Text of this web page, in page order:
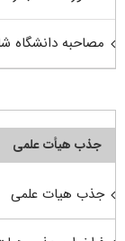
مصاحبه دانشگاه
جذب هیأت علمی
جذب هیات علمی